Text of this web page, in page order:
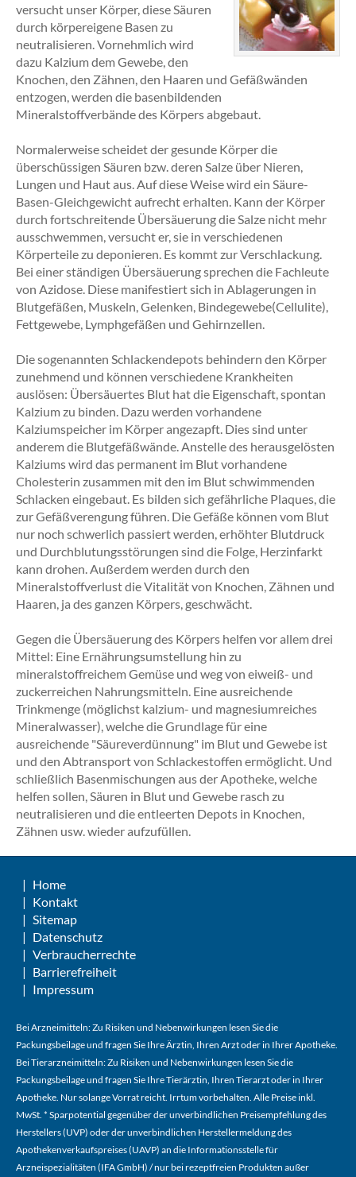
versucht unser Körper, diese Säuren
durch körpereigene Basen zu
neutralisieren. Vornehmlich wird
dazu Kalzium dem Gewebe, den
Knochen, den Zähnen, den Haaren und Gefäßwänden
entzogen, werden die basenbildenden
Mineralstoffverbände des Körpers abgebaut.
Normalerweise scheidet der gesunde Körper die
überschüssigen Säuren bzw. deren Salze über Nieren,
Lungen und Haut aus. Auf diese Weise wird ein Säure-
Basen-Gleichgewicht aufrecht erhalten. Kann der Körper
durch fortschreitende Übersäuerung die Salze nicht mehr
ausschwemmen, versucht er, sie in verschiedenen
Körperteile zu deponieren. Es kommt zur Verschlackung.
Bei einer ständigen Übersäuerung sprechen die Fachleute
von Azidose. Diese manifestiert sich in Ablagerungen in
Blutgefäßen, Muskeln, Gelenken, Bindegewebe(Cellulite),
Fettgewebe, Lymphgefäßen und Gehirnzellen.
Die sogenannten Schlackendepots behindern den Körper
zunehmend und können verschiedene Krankheiten
auslösen: Übersäuertes Blut hat die Eigenschaft, spontan
Kalzium zu binden. Dazu werden vorhandene
Kalziumspeicher im Körper angezapft. Dies sind unter
anderem die Blutgefäßwände. Anstelle des herausgelösten
Kalziums wird das permanent im Blut vorhandene
Cholesterin zusammen mit den im Blut schwimmenden
Schlacken eingebaut. Es bilden sich gefährliche Plaques, die
zur Gefäßverengung führen. Die Gefäße können vom Blut
nur noch schwerlich passiert werden, erhöhter Blutdruck
und Durchblutungsstörungen sind die Folge, Herzinfarkt
kann drohen. Außerdem werden durch den
Mineralstoffverlust die Vitalität von Knochen, Zähnen und
Haaren, ja des ganzen Körpers, geschwächt.
Gegen die Übersäuerung des Körpers helfen vor allem drei
Mittel: Eine Ernährungsumstellung hin zu
mineralstoffreichem Gemüse und weg von eiweiß- und
zuckerreichen Nahrungsmitteln. Eine ausreichende
Trinkmenge (möglichst kalzium- und magnesiumreiches
Mineralwasser), welche die Grundlage für eine
ausreichende "Säureverdünnung" im Blut und Gewebe ist
und den Abtransport von Schlackestoffen ermöglicht. Und
schließlich Basenmischungen aus der Apotheke, welche
helfen sollen, Säuren in Blut und Gewebe rasch zu
neutralisieren und die entleerten Depots in Knochen,
Zähnen usw. wieder aufzufüllen.
Home
Kontakt
Sitemap
Datenschutz
Verbraucherrechte
Barrierefreiheit
Impressum
Bei Arzneimitteln: Zu Risiken und Nebenwirkungen lesen Sie die
Packungsbeilage und fragen Sie Ihre Ärztin, Ihren Arzt oder in Ihrer Apotheke.
Bei Tierarzneimitteln: Zu Risiken und Nebenwirkungen lesen Sie die
Packungsbeilage und fragen Sie Ihre Tierärztin, Ihren Tierarzt oder in Ihrer
Apotheke. Nur solange Vorrat reicht. Irrtum vorbehalten. Alle Preise inkl.
MwSt. * Sparpotential gegenüber der unverbindlichen Preisempfehlung des
Herstellers (UVP) oder der unverbindlichen Herstellermeldung des
Apothekenverkaufspreises (UAVP) an die Informationsstelle für
Arzneispezialitäten (IFA GmbH) / nur bei rezeptfreien Produkten außer